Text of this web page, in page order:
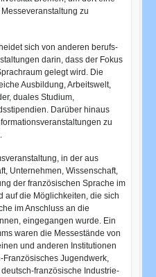
zu
sich von anderen berufs-
darin, dass der Fokus
gelegt wird. Die
Ausbildung, Arbeitswelt,
duales Studium,
Darüber hinaus
zu
in der aus
Unternehmen, Wissenschaft,
der französischen Sprache im
auf die Möglichkeiten, die sich
im Anschluss an die
eingegangen wurde. Ein
waren die Messestände von
und anderen Institutionen
Französisches Jugendwerk,
französische Industrie-